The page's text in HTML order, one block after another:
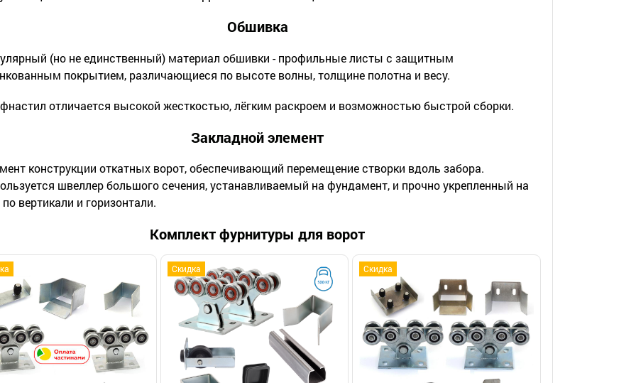
Обшивка
(но не единственный) материал обшивки - профильные листы с защитным
покрытием, различающиеся по высоте волны, толщине полотна и весу.
отличается высокой жесткостью, лёгким раскроем и возможностью быстрой сборки.
Закладной элемент
конструкции откатных ворот, обеспечивающий перемещение створки вдоль забора.
швеллер большого сечения, устанавливаемый на фундамент, и прочно укрепленный на
вертикали и горизонтали.
Комплект фурнитуры для ворот
Скидка Скидка